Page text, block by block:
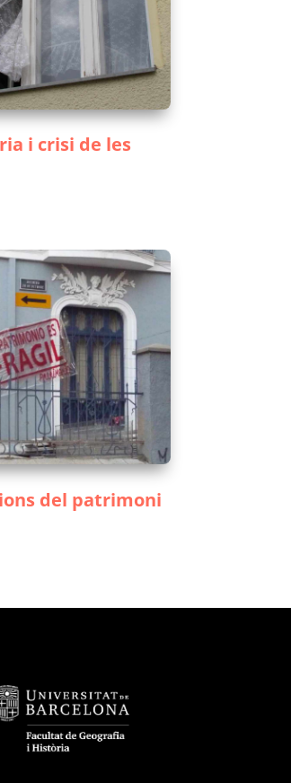
i crisi de les
del patrimoni